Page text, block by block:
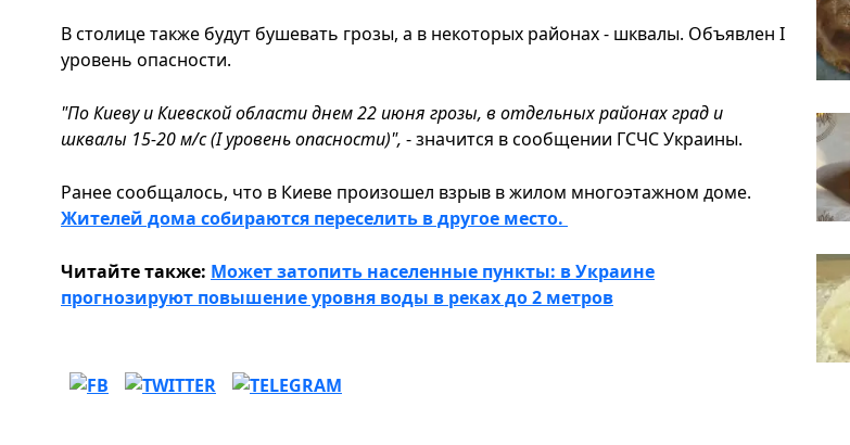
В столице также будут бушевать грозы, а в некоторых районах - шквалы. Объявлен I
уровень опасности.
"По Киеву и Киевской области днем 22 июня грозы, в отдельных районах град и
шквалы 15-20 м/с (I уровень опасности)", - значится в сообщении ГСЧС Украины.
Ранее сообщалось, что в Киеве произошел взрыв в жилом многоэтажном доме.
Жителей дома собираются переселить в другое место.
Читайте также: Может затопить населенные пункты: в Украине
прогнозируют повышение уровня воды в реках до 2 метров